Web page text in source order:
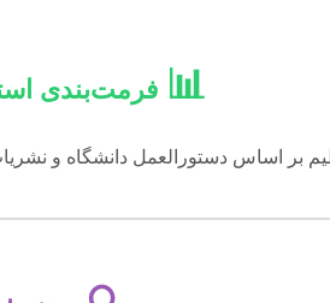
📊 فرمت‌بندی
بر اساس دستورالعمل دانشگاه و